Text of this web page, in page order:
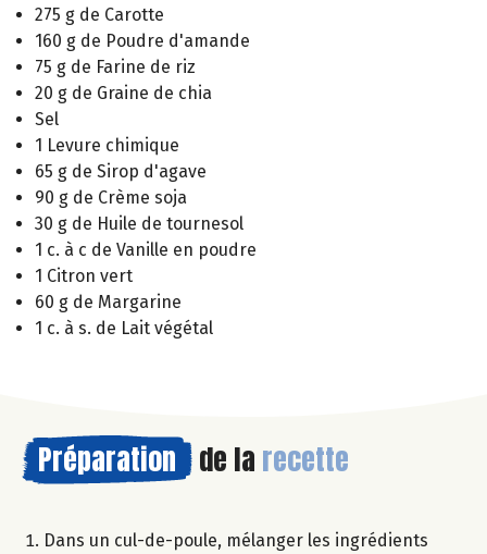
275 g de Carotte
160 g de Poudre d'amande
75 g de Farine de riz
20 g de Graine de chia
Sel
1 Levure chimique
65 g de Sirop d'agave
90 g de Crème soja
30 g de Huile de tournesol
1 c. à c de Vanille en poudre
1 Citron vert
60 g de Margarine
1 c. à s. de Lait végétal
Préparation de la recette
Dans un cul-de-poule, mélanger les ingrédients